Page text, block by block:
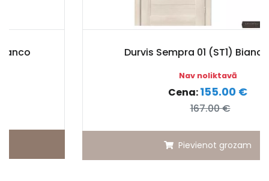
Durvis Sempra 01 (ST1) Bianco PVC
155.00 €
Pievienot grozam